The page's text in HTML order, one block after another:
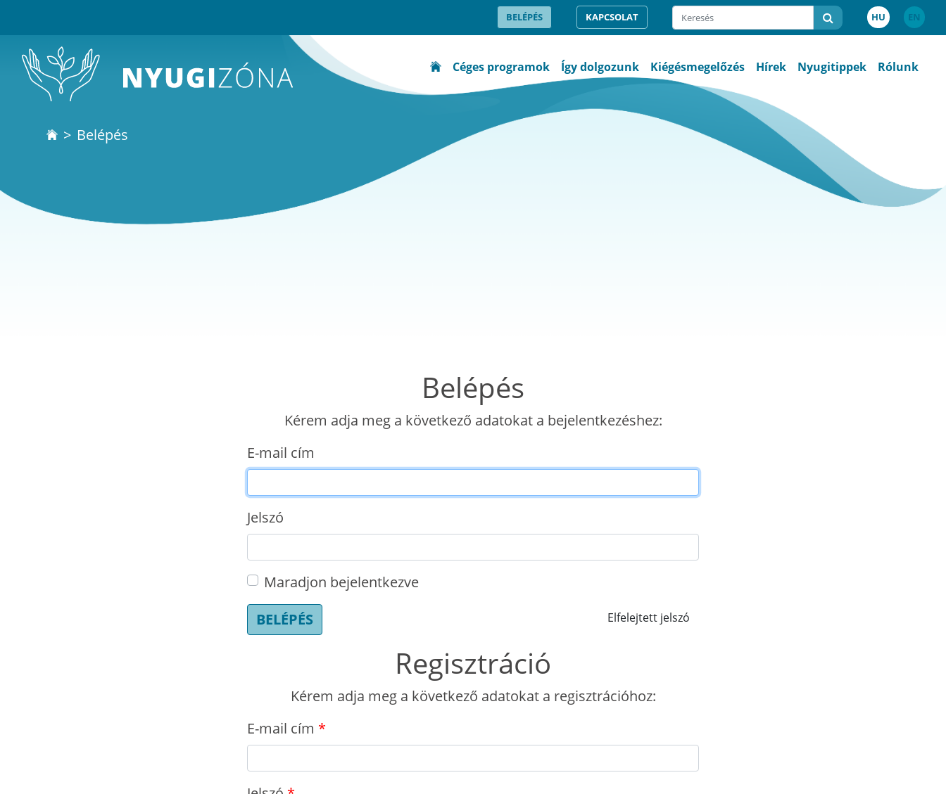
BELÉPÉS KAPCSOLAT HU EN
Céges programok Így dolgozunk Kiégésmegelőzés Hírek Nyugitippek Rólunk
Belépés
Belépés
Kérem adja meg a következő adatokat a bejelentkezéshez:
E-mail cím
Jelszó
Maradjon bejelentkezve
BELÉPÉS
Elfelejtett jelszó
Regisztráció
Kérem adja meg a következő adatokat a regisztrációhoz:
E-mail cím